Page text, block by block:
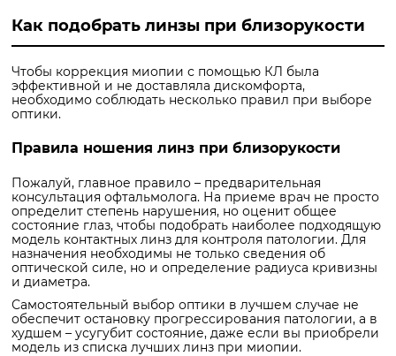
Как подобрать линзы при близорукости
Чтобы коррекция миопии с помощью КЛ была
эффективной и не доставляла дискомфорта,
необходимо соблюдать несколько правил при выборе
оптики.
Правила ношения линз при близорукости
Пожалуй, главное правило – предварительная
консультация офтальмолога. На приеме врач не просто
определит степень нарушения, но оценит общее
состояние глаз, чтобы подобрать наиболее подходящую
модель контактных линз для контроля патологии. Для
назначения необходимы не только сведения об
оптической силе, но и определение радиуса кривизны
и диаметра.
Самостоятельный выбор оптики в лучшем случае не
обеспечит остановку прогрессирования патологии, а в
худшем – усугубит состояние, даже если вы приобрели
модель из списка лучших линз при миопии.